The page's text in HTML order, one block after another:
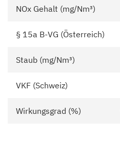
NOx Gehalt (mg/Nm³)
§ 15a B-VG (Österreich)
Staub (mg/Nm³)
VKF (Schweiz)
Wirkungsgrad (%)